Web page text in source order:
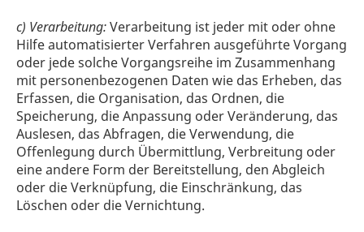
c) Verarbeitung:Verarbeitung ist jeder mit oder ohne
Hilfe automatisierter Verfahren ausgeführte Vorgang
oder jede solche Vorgangsreihe im Zusammenhang
mit personenbezogenen Daten wie das Erheben, das
Erfassen, die Organisation, das Ordnen, die
Speicherung, die Anpassung oder Veränderung, das
Auslesen, das Abfragen, die Verwendung, die
Offenlegung durch Übermittlung, Verbreitung oder
eine andere Form der Bereitstellung, den Abgleich
oder die Verknüpfung, die Einschränkung, das
Löschen oder die Vernichtung.